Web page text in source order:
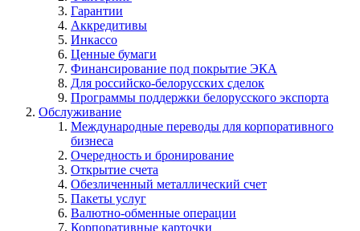
Гарантии
Аккредитивы
Инкассо
Ценные бумаги
Финансирование под покрытие ЭКА
Для российско-белорусских сделок
Программы поддержки белорусского экспорта
Обслуживание
Международные переводы для корпоративного
бизнеса
Очередность и бронирование
Открытие счета
Обезличенный металлический счет
Пакеты услуг
Валютно-обменные операции
Корпоративные карточки